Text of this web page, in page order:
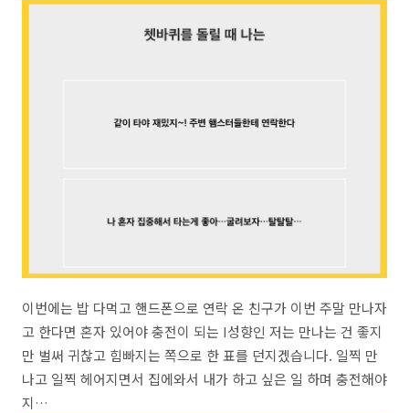
이번에는 밥 다먹고 핸드폰으로 연락 온 친구가 이번 주말 만나자
고 한다면 혼자 있어야 충전이 되는 I성향인 저는 만나는 건 좋지
만 벌써 귀찮고 힘빠지는 쪽으로 한 표를 던지겠습니다. 일찍 만
나고 일찍 헤어지면서 집에와서 내가 하고 싶은 일 하며 충전해야
지…